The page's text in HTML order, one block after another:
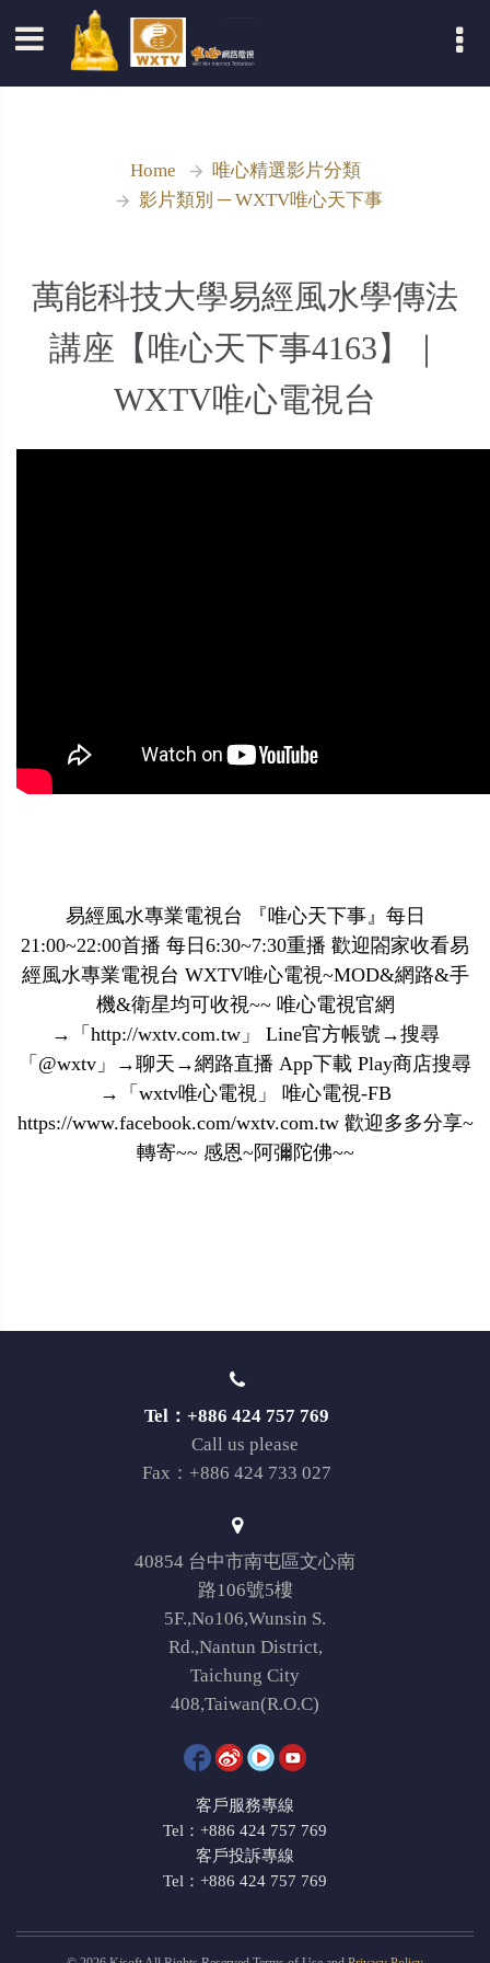
Home
唯心精選影片分類
影片類別 ─ WXTV唯心天下事
萬能科技大學易經風水學傳法
講座【唯心天下事4163】｜
WXTV唯心電視台
易經風水專業電視台 『唯心天下事』每日
21:00~22:00首播 每日6:30~7:30重播 歡迎閤家收看易
經風水專業電視台 WXTV唯心電視~MOD&網路&手
機&衛星均可收視~~ 唯心電視官網
→「http://wxtv.com.tw」 Line官方帳號→搜尋
「@wxtv」→聊天→網路直播 App下載 Play商店搜尋
→「wxtv唯心電視」 唯心電視-FB
https://www.facebook.com/wxtv.com.tw 歡迎多多分享~
轉寄~~ 感恩~阿彌陀佛~~
Tel：+886 424 757 769
Call us please
Fax：+886 424 733 027
40854 台中市南屯區文心南
路106號5樓
5F.,No106,Wunsin S.
Rd.,Nantun District,
Taichung City
408,Taiwan(R.O.C)
客戶服務專線
Tel：+886 424 757 769
客戶投訴專線
Tel：+886 424 757 769